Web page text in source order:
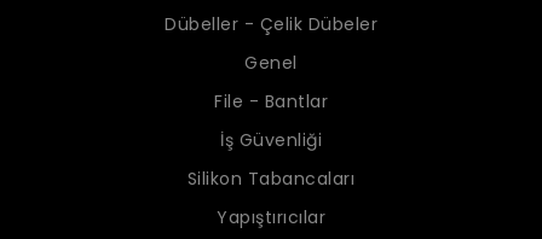
Dübeller - Çelik Dübeler
Genel
File - Bantlar
İş Güvenliği
Silikon Tabancaları
Yapıştırıcılar